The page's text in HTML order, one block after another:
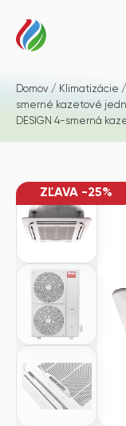
Domov / Klimatizácie /
smerné kazetové
DESIGN 4-smerná
ZĽAVA -25%